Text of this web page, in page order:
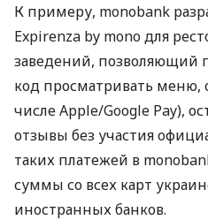
К примеру, monobank
Expirenza by mono для
заведений, позволяющий
код просматривать меню,
числе Apple/Google Pay),
отзывы без участия
таких платежей в
суммы со всех карт
иностранных банков.